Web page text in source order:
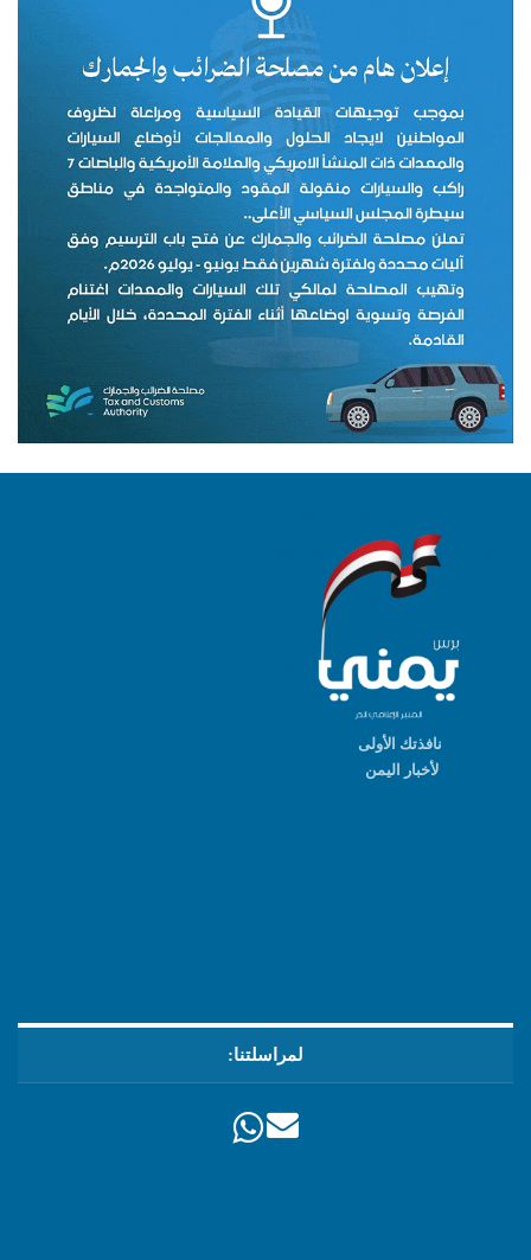
نافذتك الأولى
لأخبار اليمن
لمراسلتنا: